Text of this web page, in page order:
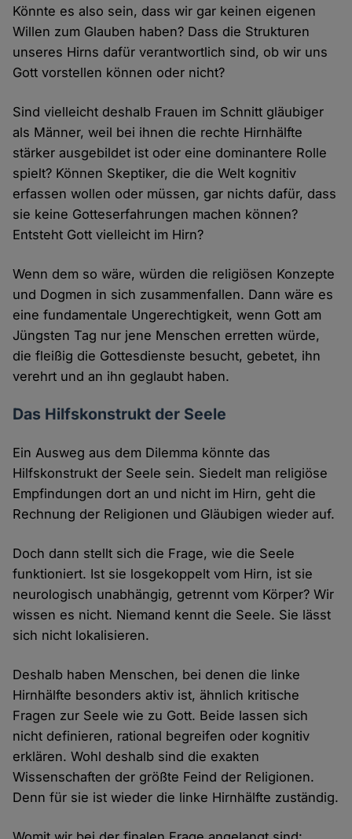
Könnte es also sein, dass wir gar keinen eigenen
Willen zum Glauben haben? Dass die Strukturen
unseres Hirns dafür verantwortlich sind, ob wir uns
Gott vorstellen können oder nicht?
Sind vielleicht deshalb Frauen im Schnitt gläubiger
als Männer, weil bei ihnen die rechte Hirnhälfte
stärker ausgebildet ist oder eine dominantere Rolle
spielt? Können Skeptiker, die die Welt kognitiv
erfassen wollen oder müssen, gar nichts dafür, dass
sie keine Gotteserfahrungen machen können?
Entsteht Gott vielleicht im Hirn?
Wenn dem so wäre, würden die religiösen Konzepte
und Dogmen in sich zusammenfallen. Dann wäre es
eine fundamentale Ungerechtigkeit, wenn Gott am
Jüngsten Tag nur jene Menschen erretten würde,
die fleißig die Gottesdienste besucht, gebetet, ihn
verehrt und an ihn geglaubt haben.
Das Hilfskonstrukt der Seele
Ein Ausweg aus dem Dilemma könnte das
Hilfskonstrukt der Seele sein. Siedelt man religiöse
Empfindungen dort an und nicht im Hirn, geht die
Rechnung der Religionen und Gläubigen wieder auf.
Doch dann stellt sich die Frage, wie die Seele
funktioniert. Ist sie losgekoppelt vom Hirn, ist sie
neurologisch unabhängig, getrennt vom Körper? Wir
wissen es nicht. Niemand kennt die Seele. Sie lässt
sich nicht lokalisieren.
Deshalb haben Menschen, bei denen die linke
Hirnhälfte besonders aktiv ist, ähnlich kritische
Fragen zur Seele wie zu Gott. Beide lassen sich
nicht definieren, rational begreifen oder kognitiv
erklären. Wohl deshalb sind die exakten
Wissenschaften der größte Feind der Religionen.
Denn für sie ist wieder die linke Hirnhälfte zuständig.